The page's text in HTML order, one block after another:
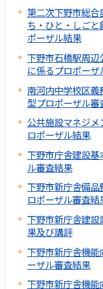
第二次下野市総
ち・ひと・しご
ポーザル結果
下野市石橋駅周
に係るプロポーザ
南河内中学校区
型プロポーザル審
公共施設マネジ
ロポーザル結果
下野市庁舎建設
ル審査結果
下野市新庁舎備
ロポーザル審査結
下野市新庁舎建
果及び講評
下野市新庁舎機
ーザル審査結果
下野市新庁舎機